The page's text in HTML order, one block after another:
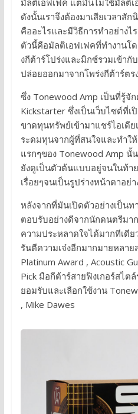
มัลติเอฟเฟค แต่มันไม่ใช้มัลติ
ดังนั้นเราจึงต้องมาเสียเวลาสั
คืออะไรและมีวิธีการทำอย่าง
ตัวนี้คือมัลติเอฟเฟคที่ทำงาน
งกีต้าร์โปร่งและมิกซ์รวมเข้ากั
ปล่อยออกมาจากโพร่งกีต้าร์ต
ซึ่ง Tonewood Amp เป็นที่รู้จั
Kickstarter ซึ่งเป็นเว็บไซต์ที่
ขาดทุนทรัพย์เข้ามาแชร์ไอเดี
ระดมทุนจากผู้ที่สนใจและทำใ
แรกๆของ Tonewood Amp นั้
ยังดูเป็นตัวต้นแบบอยู่จนในท้
เรื่อยๆจนเป็นรูปร่างหน้าตาอย่
หลังจากที่มันเปิดตัวอย่างเป็น
ตอบรับอย่างดีจากนักดนตรีมา
ความประหลาดใจได้มากทีเดี
รันตีความเจ๋งอีกมากมายหลา
Platinum Award , Acoustic
Pick มือกีต้าร์สายฟิงเกอร์สไต
ยอมรับและเลือกใช้งาน
, Mike Dawes